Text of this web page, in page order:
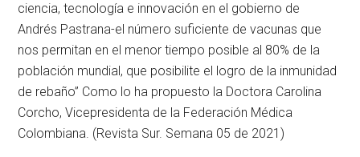
ciencia, tecnología e innovación en el gobierno de
Andrés Pastrana-el número suficiente de vacunas que
nos permitan en el menor tiempo posible al 80% de la
población mundial, que posibilite el logro de la inmunidad
de rebaño” Como lo ha propuesto la Doctora Carolina
Corcho, Vicepresidenta de la Federación Médica
Colombiana. (Revista Sur. Semana 05 de 2021)